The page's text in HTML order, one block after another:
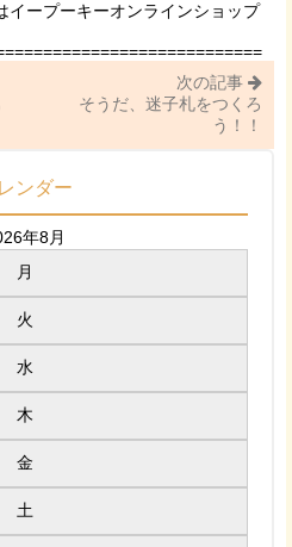
イープーキーオンラインショップ
次の記事
そうだ、迷子札をつくろ
う！！
ンダー
年8月
月
火
水
木
金
土